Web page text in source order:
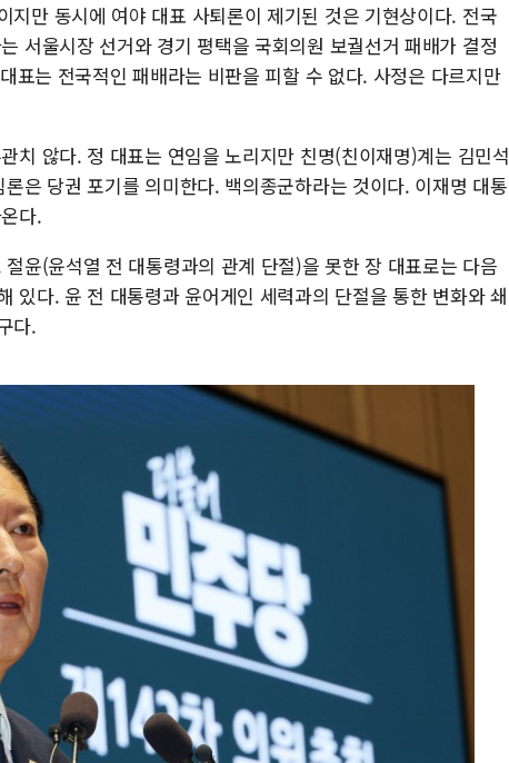
지만 동시에 여야 대표 사퇴론이 제기된 것은 기현상이다. 전국
서울시장 선거와 경기 평택을 국회의원 보궐선거 패배가 결정
표는 전국적인 패배라는 비판을 피할 수 없다. 사정은 다르지만
치 않다. 정 대표는 연임을 노리지만 친명(친이재명)계는 김민석
은 당권 포기를 의미한다. 백의종군하라는 것이다. 이재명 대통
다.
윤(윤석열 전 대통령과의 관계 단절)을 못한 장 대표로는 다음
있다. 윤 전 대통령과 윤어게인 세력과의 단절을 통한 변화와 쇄
다.